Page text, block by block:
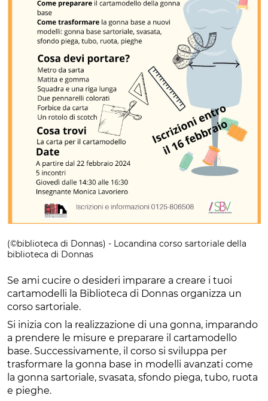
(©biblioteca di Donnas) - Locandina corso sartoriale della
biblioteca di Donnas
Se ami cucire o desideri imparare a creare i tuoi
cartamodelli la Biblioteca di Donnas organizza un
corso sartoriale.
Si inizia con la realizzazione di una gonna, imparando
a prendere le misure e preparare il cartamodello
base. Successivamente, il corso si sviluppa per
trasformare la gonna base in modelli avanzati come
la gonna sartoriale, svasata, sfondo piega, tubo, ruota
e pieghe.